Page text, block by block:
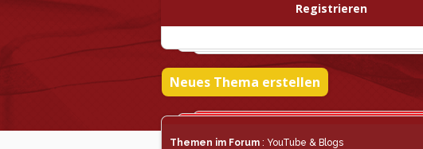
Registrieren
Neues Thema erstellen
Themen im Forum : YouTube & Blogs